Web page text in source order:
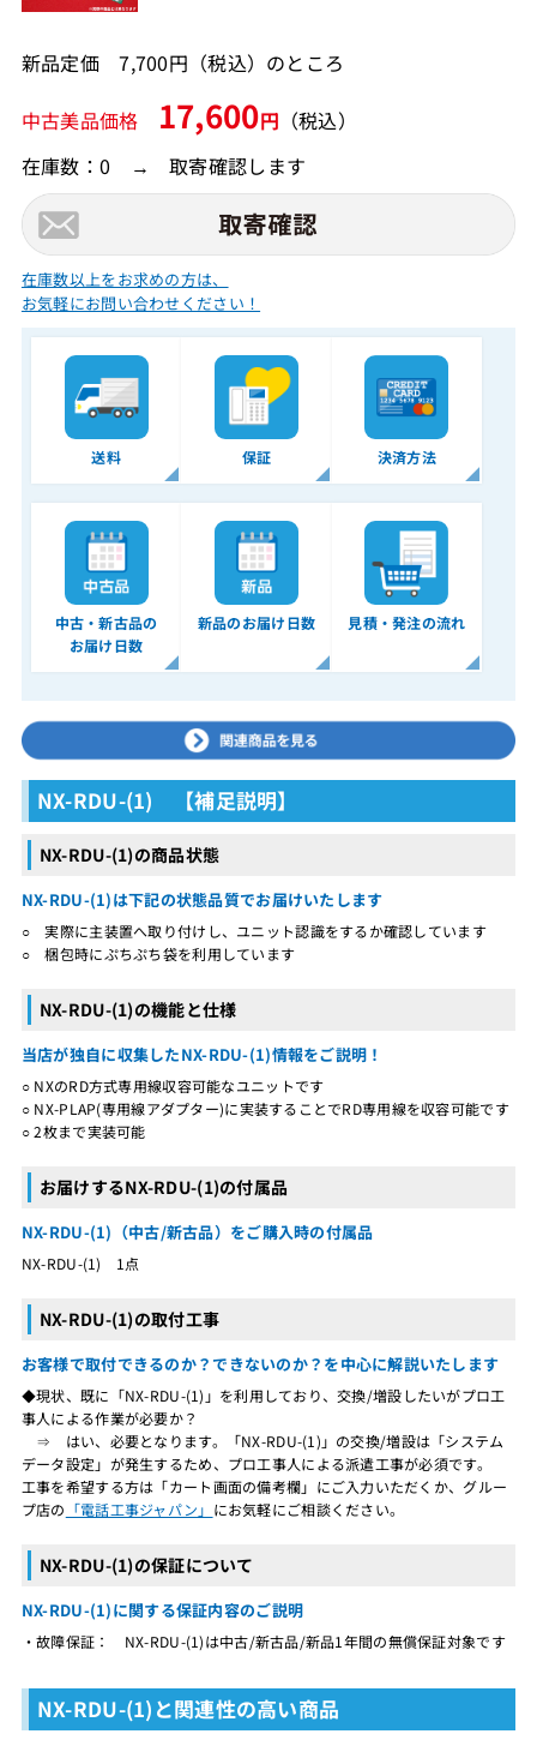
新品定価 7,700円（税込）のところ
中古美品価格 17,600円 （税込）
在庫数：0 → 取寄確認します
在庫数以上をお求めの方は、
お気軽にお問い合わせください！
送料 保証 決済方法
中古・新古品の
お届け日数
新品のお届け日数 見積・発注の流れ
NX-RDU-(1) 【補足説明】
NX-RDU-(1)の商品状態
NX-RDU-(1)は下記の状態品質でお届けいたします
○ 実際に主装置へ取り付けし、ユニット認識をするか確認しています
○ 梱包時にぷちぷち袋を利用しています
NX-RDU-(1)の機能と仕様
当店が独自に収集したNX-RDU-(1)情報をご説明！
○ NXのRD方式専用線収容可能なユニットです
○ NX-PLAP(専用線アダプター)に実装することでRD専用線を収容可能です
○ 2枚まで実装可能
お届けするNX-RDU-(1)の付属品
NX-RDU-(1)（中古/新古品）をご購入時の付属品
NX-RDU-(1) 1点
NX-RDU-(1)の取付工事
お客様で取付できるのか？できないのか？を中心に解説いたします
◆現状、既に「NX-RDU-(1)」を利用しており、交換/増設したいがプロ工
事人による作業が必要か？
⇒ はい、必要となります。「NX-RDU-(1)」の交換/増設は「システム
データ設定」が発生するため、プロ工事人による派遣工事が必須です。
工事を希望する方は「カート画面の備考欄」にご入力いただくか、グルー
プ店の 「電話工事ジャパン」 にお気軽にご相談ください。
NX-RDU-(1)の保証について
NX-RDU-(1)に関する保証内容のご説明
・故障保証： NX-RDU-(1)は中古/新古品/新品1年間の無償保証対象です
NX-RDU-(1)と関連性の高い商品